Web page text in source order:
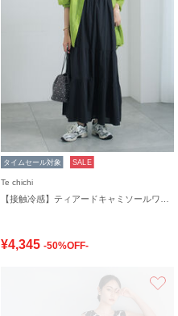
タイムセール対象 SALE
Te chichi
¥4,345 -50%OFF-